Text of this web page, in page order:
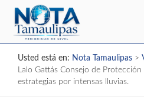
Usted está en: Nota Tamaulipas >
Lalo Gattás Consejo de
estrategias por intensas lluvias.